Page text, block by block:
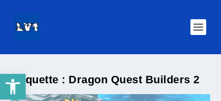
Ouvrir la barre d’outilsÉtiquette : Dragon Quest Builders 2